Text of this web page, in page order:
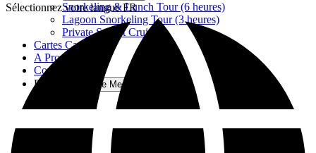
Snorkeling & Lunch Tour (6 heures)
Lagoon Snorkeling Tour (3 heures)
Private Sunset Cruise
Cartes Cadeaux
A Propos
Contact
Plus
Open More Menu
Sélectionnez votre langue FR